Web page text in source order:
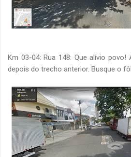
Km 03-04: Rua 148: Que alívio povo!
depois do trecho anterior. Busque o